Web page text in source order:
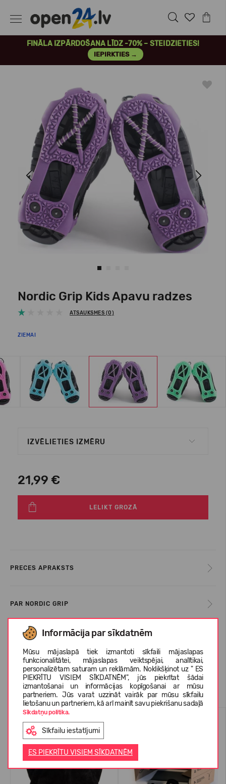
FINĀLA IZPĀRDOŠANA LĪDZ -70% – STEIDZIETIES!
IEPIRKTIES →
Informācija par sīkdatnēm
Mūsu mājaslapā tiek izmantoti sīkfaili mājaslapas
funkcionalitātei, mājaslapas veiktspējai, analītikai,
personalizētam saturam un reklāmām. Noklikšķinot uz " ES
PIEKRĪTU VISIEM SĪKDATNĒM", jūs piekrītat šādai
izmantošanai un informācijas kopīgošanai ar mūsu
partneriem. Jūs varat uzzināt vairāk par mūsu sīkfailu
lietošanu un partneriem, kā arī mainīt savu piekrišanu sadaļā
Sīkdatņu politika.
Sīkfailu iestatījumi
ES PIEKRĪTU VISIEM SĪKDATNĒM
Previous Next
Nordic Grip Kids Apavu radzes
ATSAUKSMES (0)
ZIEMAI
IZVĒLIETIES IZMĒRU
21,99 €
LELIKT GROZĀ
PRECES APRAKSTS
PAR NORDIC GRIP
KLIENTU ATSAUKSMES (0)
Līdzīgas preces